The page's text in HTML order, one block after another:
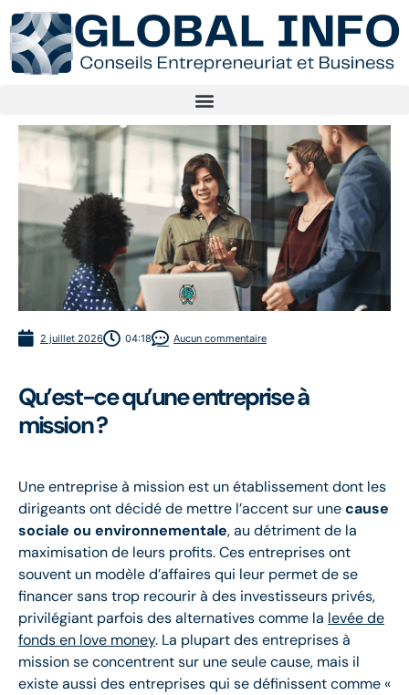
2 juillet 2026 04:18 Aucun commentaire
Qu’est-ce qu’une entreprise à
mission ?
Une entreprise à mission est un établissement dont les
dirigeants ont décidé de mettre l’accent sur unecause
sociale ou environnementale, au détriment de la
maximisation de leurs profits. Ces entreprises ont
souvent un modèle d’affaires qui leur permet de se
financer sans trop recourir à des investisseurs privés,
privilégiant parfois des alternatives comme la levée de
fonds en love money. La plupart des entreprises à
mission se concentrent sur une seule cause, mais il
existe aussi des entreprises qui se définissent comme «